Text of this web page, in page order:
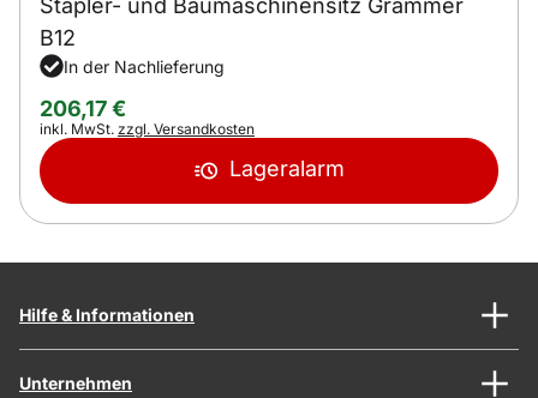
B12
In der Nachlieferung
206,17€
Steuerhinweis:
inkl. MwSt. zzgl. Versandkosten
Lageralarm
Hilfe & Informationen
Unternehmen